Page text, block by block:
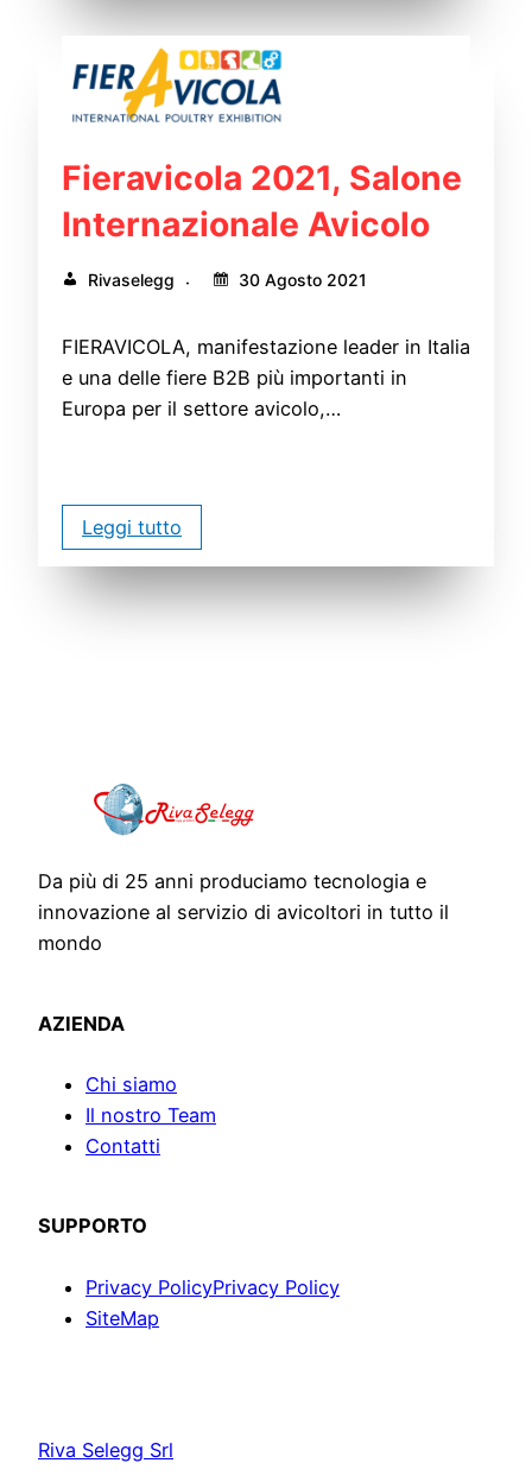
Fieravicola 2021, Salone
Internazionale Avicolo
Rivaselegg 30 Agosto 2021
FIERAVICOLA, manifestazione leader in Italia
e una delle fiere B2B più importanti in
Europa per il settore avicolo,…
Leggi tutto
Da più di 25 anni produciamo tecnologia e
innovazione al servizio di avicoltori in tutto il
mondo
AZIENDA
Chi siamo
Il nostro Team
Contatti
SUPPORTO
Privacy PolicyPrivacy Policy
SiteMap
Riva Selegg Srl